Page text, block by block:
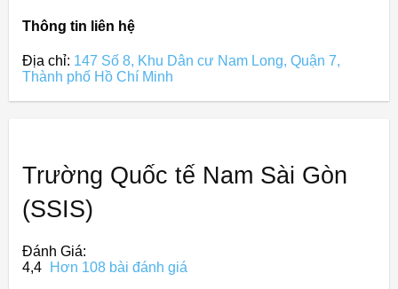
Thông tin liên hệ
Địa chỉ: 147 Số 8, Khu Dân cư Nam Long, Quận 7,
Thành phố Hồ Chí Minh
Trường Quốc tế Nam Sài Gòn
(SSIS)
Đánh Giá:
4,4
Hơn 108 bài đánh giá